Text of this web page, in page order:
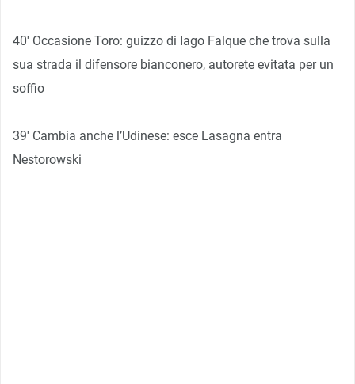
40′ Occasione Toro: guizzo di Iago Falque che trova sulla
sua strada il difensore bianconero, autorete evitata per un
soffio
39′ Cambia anche l’Udinese: esce Lasagna entra
Nestorowski